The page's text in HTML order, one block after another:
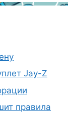
Jay-Z
правила